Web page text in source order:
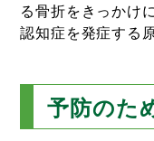
る骨折をきっかけ
認知症を発症する
予防のた